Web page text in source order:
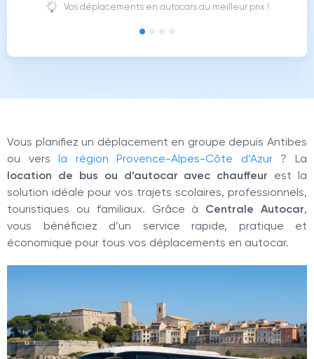
Vos déplacements en autocars au meilleur prix !
Vous planifiez un déplacement en groupe depuis Antibes
ou versla région Provence-Alpes-Côte d’Azur? La
location de bus ou d’autocar avec chauffeur est la
solution idéale pour vos trajets scolaires, professionnels,
touristiques ou familiaux. Grâce à Centrale Autocar,
vous bénéficiez d’un service rapide, pratique et
économique pour tous vos déplacements en autocar.